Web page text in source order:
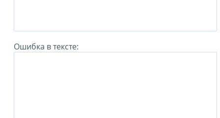
Ошибка в тексте: